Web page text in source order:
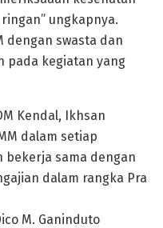
ungkapnya.
dengan swasta dan
pada kegiatan yang
Kendal, Ikhsan
dalam setiap
bekerja sama dengan
dalam rangka Pra
M. Ganinduto